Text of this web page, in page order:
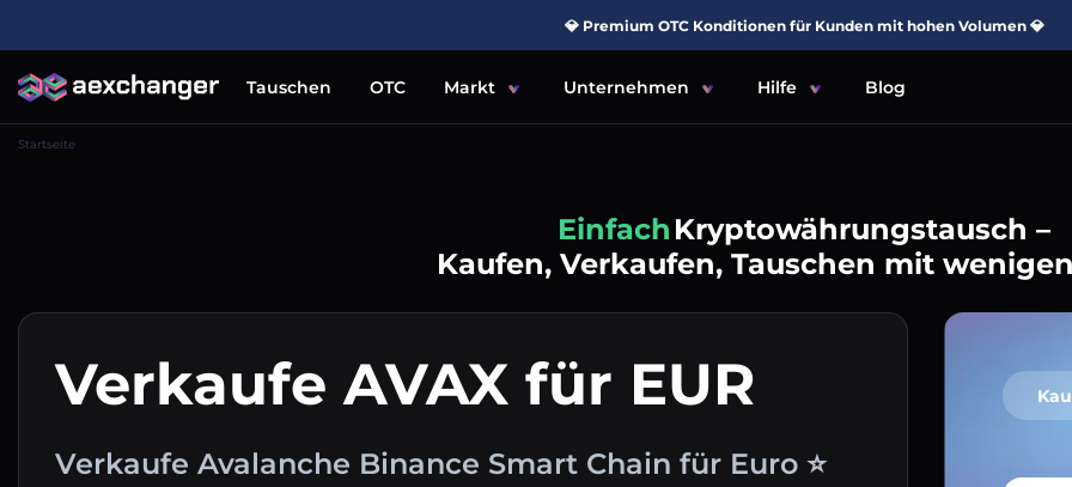
💎 Premium OTC Konditionen für Kunden mit hohen Volumen 💎
Tauschen OTC Markt Unternehmen Hilfe Blog
Startseite
Einfach Kryptowährungstausch –
Kaufen, Verkaufen, Tauschen mit
Verkaufe AVAX für EUR
Verkaufe Avalanche Binance Smart Chain für Euro ⭐